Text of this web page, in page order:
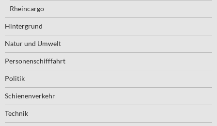
Rheincargo
Hintergrund
Natur und Umwelt
Personenschifffahrt
Politik
Schienenverkehr
Technik